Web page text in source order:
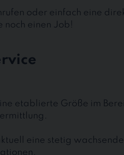
oder einfach eine
noch einen Job!
etablierte Größe im
eine stetig